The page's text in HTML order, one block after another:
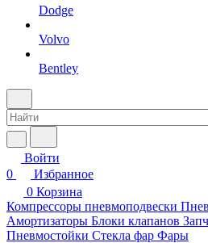
Dodge
Volvo
Bentley
Войти
0
Избранное
0 Корзина
Компрессоры пневмоподвески
Амортизаторы Блоки клапанов
Пневмостойки Стекла фар Фары